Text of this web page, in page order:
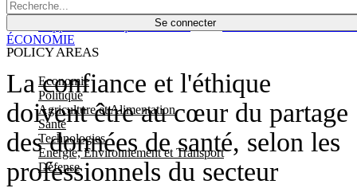
Se connecter
POLICY AREAS
Economie
Politique
Agriculture et Alimentation
Santé
Technologies
Energie, Environnement et Transport
Défense
Économie
La confiance et l'éthique
doivent être au cœur du partage
des données de santé, selon les
professionnels du secteur
ÉCONOMIE